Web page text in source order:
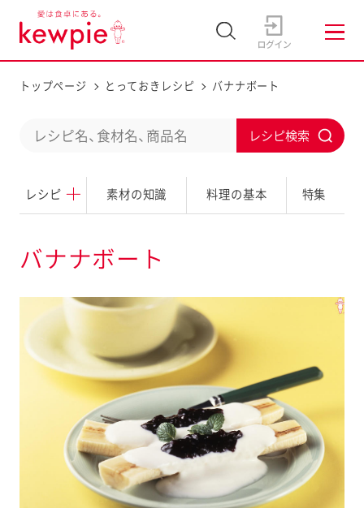
トップページ とっておきレシピ バナナボート
レシピ 素材の知識 料理の基本 特集
d
c
s
b
バナナボート